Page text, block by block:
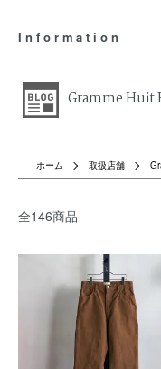
Information
Gramme Huit
ホーム 取扱店舗
全146商品